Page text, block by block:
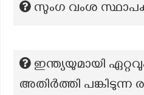
സുംഗ വംശ
ഇന്ത്യയുമായി
അതിർത്തി പങ്കിടുന്ന